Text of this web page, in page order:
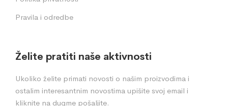
Pravila i odredbe
Želite pratiti naše aktivnosti
Ukoliko želite primati novosti o našim proizvodima i
ostalim interesantnim novostima upišite svoj email i
kliknite na dugme pošaljite.